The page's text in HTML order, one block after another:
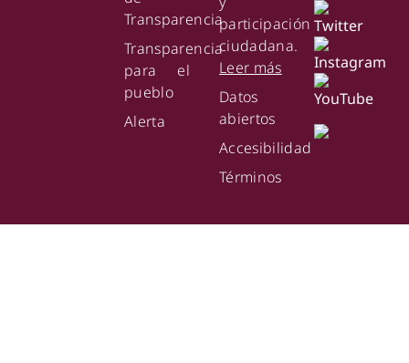
Transparencia
Transparencia
para el
pueblo
Alerta
participación
ciudadana.
Leer más
Datos
abiertos
Accesibilidad
Términos